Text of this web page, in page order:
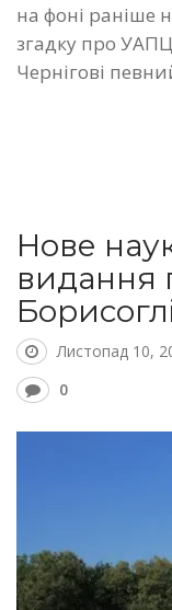
на фоні раніше
згадку про
Чернігові
Нове
видання
Листопад 10,
0